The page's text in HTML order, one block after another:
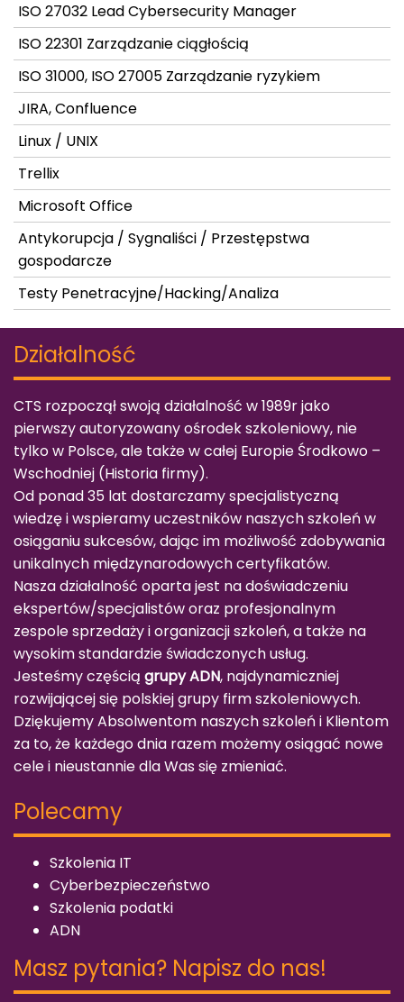
ISO 27032 Lead Cybersecurity Manager
ISO 22301 Zarządzanie ciągłością
ISO 31000, ISO 27005 Zarządzanie ryzykiem
JIRA, Confluence
Linux / UNIX
Trellix
Microsoft Office
Antykorupcja / Sygnaliści / Przestępstwa
gospodarcze
Testy Penetracyjne/Hacking/Analiza
Działalność
CTS rozpoczął swoją działalność w 1989r jako
pierwszy autoryzowany ośrodek szkoleniowy, nie
tylko w Polsce, ale także w całej Europie Środkowo –
Wschodniej (Historia firmy).
Od ponad 35 lat dostarczamy specjalistyczną
wiedzę i wspieramy uczestników naszych szkoleń w
osiąganiu sukcesów, dając im możliwość zdobywania
unikalnych międzynarodowych certyfikatów.
Nasza działalność oparta jest na doświadczeniu
ekspertów/specjalistów oraz profesjonalnym
zespole sprzedaży i organizacji szkoleń, a także na
wysokim standardzie świadczonych usług.
Jesteśmy częścią grupy ADN, najdynamiczniej
rozwijającej się polskiej grupy firm szkoleniowych.
Dziękujemy Absolwentom naszych szkoleń i Klientom
za to, że każdego dnia razem możemy osiągać nowe
cele i nieustannie dla Was się zmieniać.
Polecamy
Szkolenia IT
Cyberbezpieczeństwo
Szkolenia podatki
ADN
Masz pytania? Napisz do nas!